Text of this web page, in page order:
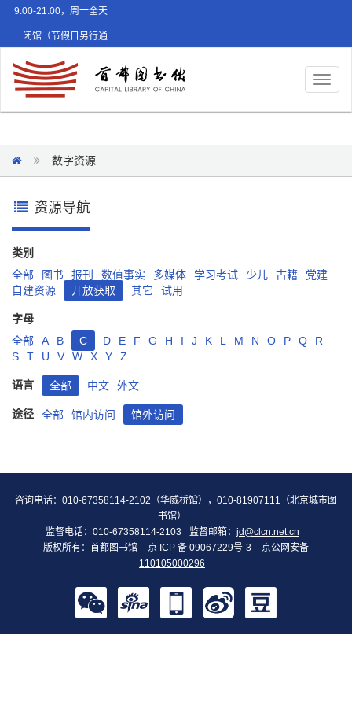
9:00-21:00，周一全天
闭馆（节假日另行通
数字资源
资源导航
类别
全部
图书 报刊 数值事实 多媒体 学习考试 少儿 古籍
党建
自建资源
开放获取 其它 试用
字母
全部
A B C D E F G H I J K L M N O P Q
R
S
T U V W X Y Z
语言 全部 中文 外文
途径 全部 馆内访问 馆外访问
咨询电话：010-67358114-2102（华威桥馆），010-81907111（北京城市图
书馆）
监督电话：010-67358114-2103
监督邮箱： jd@clcn.net.cn
版权所有：首都图书馆
京 ICP 备 09067229号-3
京公网安备
110105000296